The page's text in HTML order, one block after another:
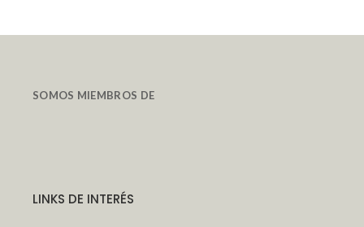
SOMOS MIEMBROS DE
LINKS DE INTERÉS